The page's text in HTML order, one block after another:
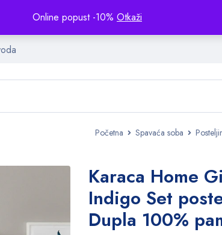
Online popust -10% Otkaži
Početna Spavaća soba
Karaca Home
Indigo Set
Dupla 100%